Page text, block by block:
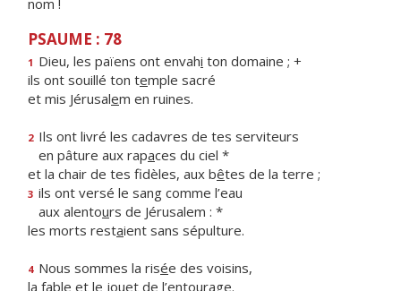
nom !
PSAUME : 78
1 Dieu, les païens ont envahi ton domaine ; +
ils ont souillé ton temple sacré
et mis Jérusalem en ruines.
2 Ils ont livré les cadavres de tes serviteurs
en pâture aux rapaces du ciel *
et la chair de tes fidèles, aux bêtes de la terre ;
3 ils ont versé le sang comme l’eau
aux alentours de Jérusalem : *
les morts restaient sans sépulture.
4 Nous sommes la risée des voisins,
la fable et le jouet de l’entourage.